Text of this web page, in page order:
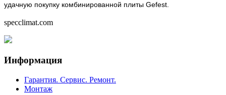
удачную покупку комбинированной плиты Gefest.
specclimat.com
Информация
Гарантия. Сервис. Ремонт.
Монтаж